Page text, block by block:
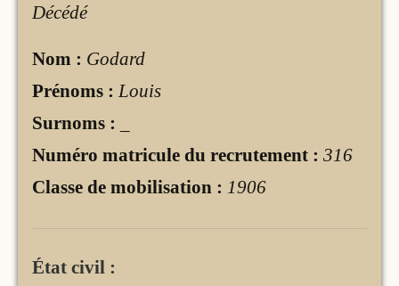
Décédé
Nom : Godard
Prénoms : Louis
Surnoms :
Numéro matricule du recrutement : 316
Classe de mobilisation : 1906
État civil :